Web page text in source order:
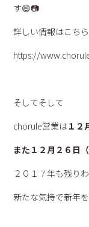
す😄📷
詳しい情報はこち
https://
そしてそして
chorule営業は１２
また１２月２６日
２０１７年も残り
新たな気持で新年